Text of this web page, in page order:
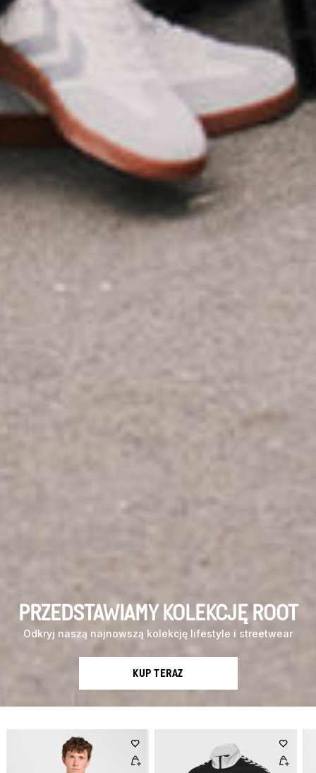
PRZEDSTAWIAMY KOLEKCJĘ ROOT
Odkryj naszą najnowszą kolekcję lifestyle i streetwear
KUP TERAZ